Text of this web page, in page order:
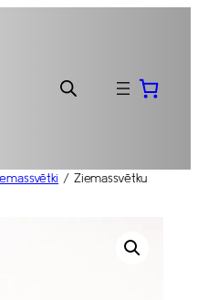
/ Ziemassvētku